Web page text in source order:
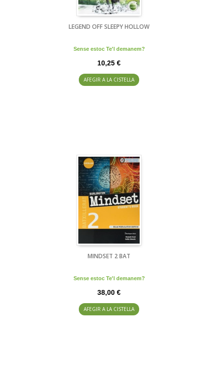
LEGEND OFF SLEEPY HOLLOW
Sense estoc Te'l demanem?
10,25 €
AFEGIR A LA CISTELLA
MINDSET 2 BAT
Sense estoc Te'l demanem?
38,00 €
AFEGIR A LA CISTELLA